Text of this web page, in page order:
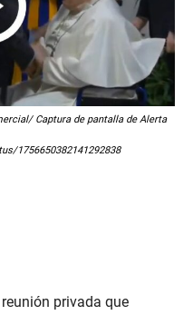
Captura de pantalla de Alerta
1756650382141292838
privada que